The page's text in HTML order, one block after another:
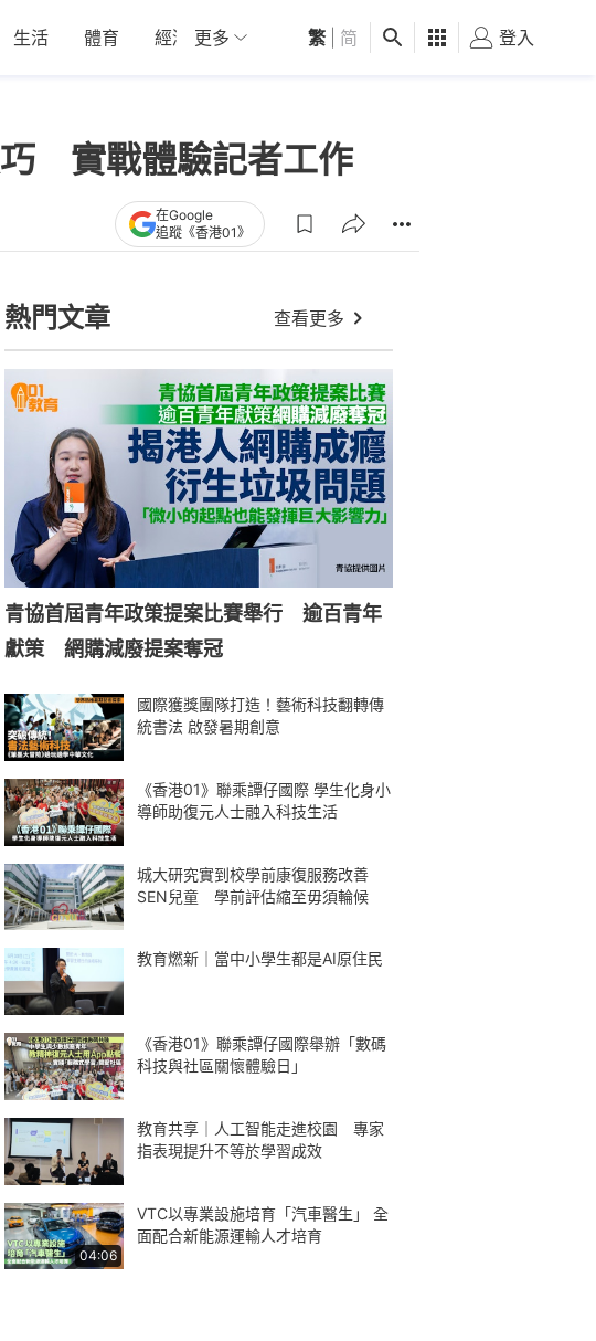
生活 體育 經濟 01深圳 觀點 健康 好食玩飛
更多 繁 简 登入
實戰體驗記者工作
在Google
追蹤《香港01》
熱門文章 查看更多
青協首屆青年政策提案比賽舉行 逾百青年
獻策 網購減廢提案奪冠
國際獲獎團隊打造！藝術科技翻轉傳
統書法 啟發暑期創意
《香港01》聯乘譚仔國際 學生化身小
導師助復元人士融入科技生活
城大研究實到校學前康復服務改善
SEN兒童 學前評估縮至毋須輪候
教育燃新｜當中小學生都是AI原住民
《香港01》聯乘譚仔國際舉辦「數碼
科技與社區關懷體驗日」
教育共享｜人工智能走進校園 專家
指表現提升不等於學習成效
04:06
VTC以專業設施培育「汽車醫生」 全
面配合新能源運輸人才培育